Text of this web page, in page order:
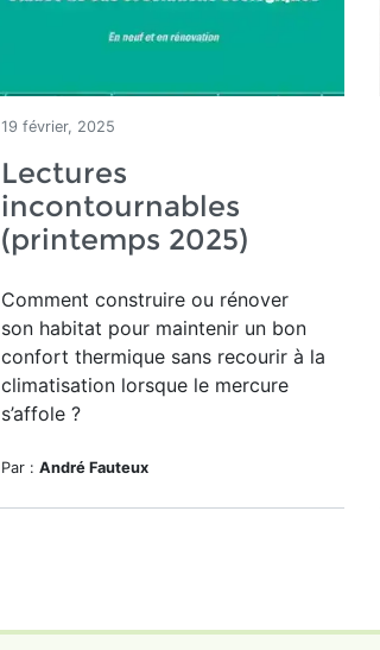
19 février, 2025
Lectures
incontournables
(printemps 2025)
Comment construire ou rénover
son habitat pour maintenir un bon
confort thermique sans recourir à la
climatisation lorsque le mercure
s’affole ?
Par : André Fauteux